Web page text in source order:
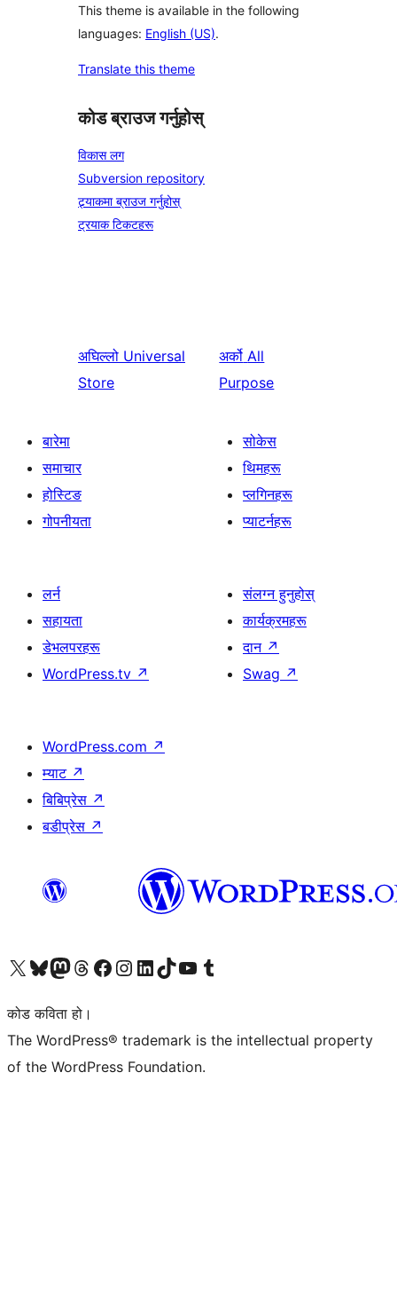
This theme is available in the following
languages: English (US).
Translate this theme
कोड ब्राउज गर्नुहोस्
विकास लग
Subversion repository
ट्र्याकमा ब्राउज गर्नुहोस्
ट्रयाक टिकटहरू
अघिल्लो Universal
Store
अर्को All
Purpose
बारेमा
समाचार
होस्टिङ
गोपनीयता
सोकेस
थिमहरू
प्लगिनहरू
प्याटर्नहरू
लर्न
सहायता
डेभलपरहरू
WordPress.tv ↗
संलग्न हुनुहोस्
कार्यक्रमहरू
दान ↗
Swag ↗
WordPress.com ↗
म्याट ↗
बिबिप्रेस ↗
बडीप्रेस ↗
हाम्रो X (पहिले ट्विटर) खातामा जानुहोस्
हाम्रो Bluesky खाता भ्रमण गर्नुहोस्
हाम्रो म्यास्टोडन खाता भ्रमण गर्नुहोस्
हाम्रो थ्रेड्स खातामा जानुहोस्
हाम्रो फेसबुक पेजमा जानुहोस्
हाम्रो इन्स्टाग्राम खातामा जानुहोस्
हाम्रो लिङ्क्डइन खातामा जानुहोस्
हाम्रो TikTok खाता भ्रमण गर्नुहोस्
हाम्रो युट्युब च्यानलमा जानुहोस्
हाम्रो टम्बलर खाता भ्रमण गर्नुहोस्
कोड कविता हो।
The WordPress® trademark is the intellectual property
of the WordPress Foundation.